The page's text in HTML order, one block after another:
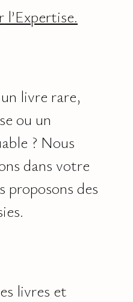
l’Expertise.
livre rare,
ou un
? Nous
dans votre
proposons des
livres et